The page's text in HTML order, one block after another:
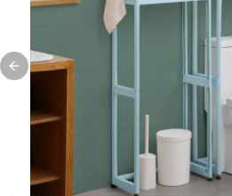
Previous slide